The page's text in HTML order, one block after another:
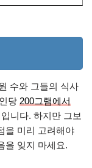
수와 그들의 식사
당 200그램에서
니다. 하지만 그보
을 미리 고려해야
을 잊지 마세요.